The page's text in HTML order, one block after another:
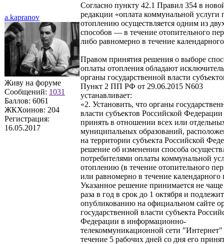
a.kapranov
Живу на форуме
Сообщений: 1031
Баллов: 6061
ЖКХоинов: 204
Регистрация:
16.05.2017
Согласно пункту 42.1 Правил 354 в
редакции «оплата коммунальной услуги
отоплению осуществляется одним из
способов — в течение отопительного
либо равномерно в течение
Правом принятия решения о выборе
оплаты отопления обладают
органы государственной власти
Пункт 2 ПП РФ от 29.06.2015 N603
устанавливает:
«2. Установить, что органы
власти субъектов Российской Федерации
принять в отношении всех или
муниципальных образований,
на территории субъекта Российской
решение об изменении способа
потребителями оплаты коммунальной
отоплению (в течение отопительного
или равномерно в течение календарного
Указанное решение принимается не
раза в год в срок до 1 октября и подлежит
опубликованию на официальном сайте
государственной власти субъекта
Федерации в информационно-
телекоммуникационной сети "Интернет"
течение 5 рабочих дней со дня его